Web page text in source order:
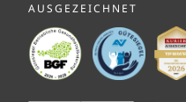
AUSGEZEICHNET